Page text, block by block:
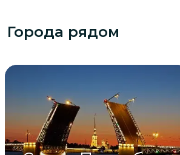
Города рядом